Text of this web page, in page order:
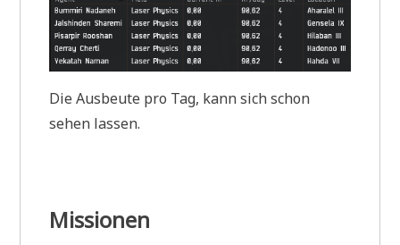
Die Ausbeute pro Tag, kann sich schon
sehen lassen.
Missionen